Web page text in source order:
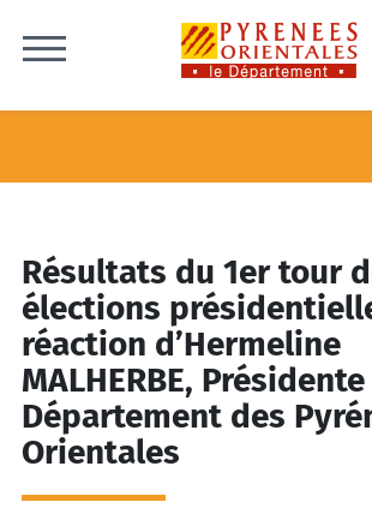
Résultats du 1er tour
élections
réaction d’Hermeline
MALHERBE,
Département des
Orientales